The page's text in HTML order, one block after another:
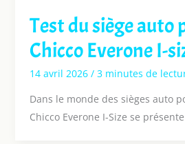
Test du siège auto
Chicco Everone I-
14 avril 2026 / 3 minutes de
Dans le monde des sièges auto
Chicco Everone I-Size se